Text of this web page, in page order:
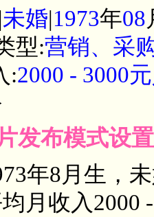
|未婚|1973年08
型:营销、采
:2000 - 3000
发布模式设
年8月生，
月收入2000